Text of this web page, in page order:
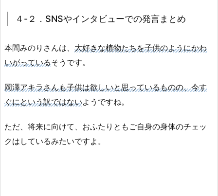
４-２．SNSやインタビューでの発言まとめ
本間みのりさんは、 大好きな植物たちを子供のようにかわ
いがっているそうです。
岡澤アキラさんも子供は欲しいと思っているものの、今す
ぐにという訳ではないようですね。
ただ、将来に向けて、おふたりともご自身の身体のチェッ
クはしているみたいですよ。